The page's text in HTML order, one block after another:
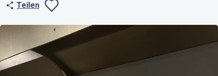
Teilen
Ajouter aux